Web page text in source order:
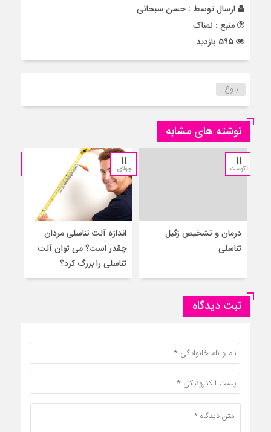
ارسال توسط : حسن سبحانی
منبع : نمناک
بلوغ
نوشته های مشابه
11
آگوست
درمان و تشخیص زگیل
تناسلی
11
جولای
اندازه آلت تناسلی مردان
چقدر است؟ می توان آلت
تناسلی را بزرگ کرد؟
ثبت دیدگاه